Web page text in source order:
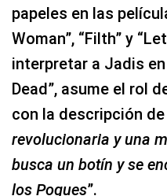
papeles en las
Woman”, “Filth” y
interpretar a Jadis
Dead”, asume el rol
con la descripción
revolucionaria y una
busca un botín y se
los Pogues”.